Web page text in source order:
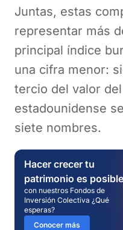
Juntas, estas
representar más
principal índice
una cifra menor:
tercio del valor
estadounidense
siete nombres.
Hacer crecer tu
patrimonio es
con nuestros Fondos de
Inversión Colectiva ¿Qué
esperas?
Conocer más